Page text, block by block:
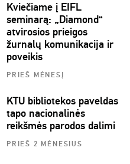
Kviečiame į EIFL
seminarą: „Diamond“
atvirosios prieigos
žurnalų komunikacija ir
poveikis
PRIEŠ MĖNESĮ
KTU bibliotekos paveldas
tapo nacionalinės
reikšmės parodos dalimi
PRIEŠ 2 MĖNESIUS